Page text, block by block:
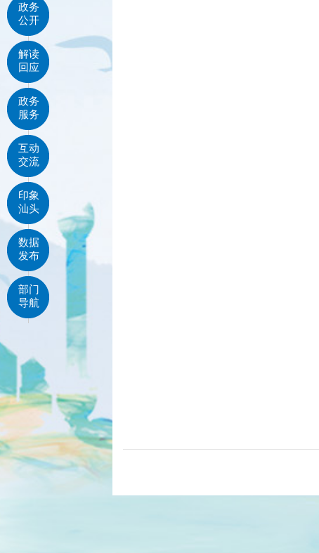
政务
公开
解读
回应
政务
服务
互动
交流
印象
汕头
数据
发布
部门
导航